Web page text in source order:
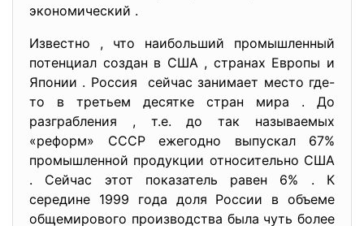
экономический .
Известно , что наибольший промышленный
потенциал создан в США , странах Европы и
Японии . Россия сейчас занимает место где-
то в третьем десятке стран мира . До
разграбления , т.е. до так называемых
«реформ» СССР ежегодно выпускал 67%
промышленной продукции относительно США
. Сейчас этот показатель равен 6% . К
середине 1999 года доля России в объеме
общемирового производства была чуть более